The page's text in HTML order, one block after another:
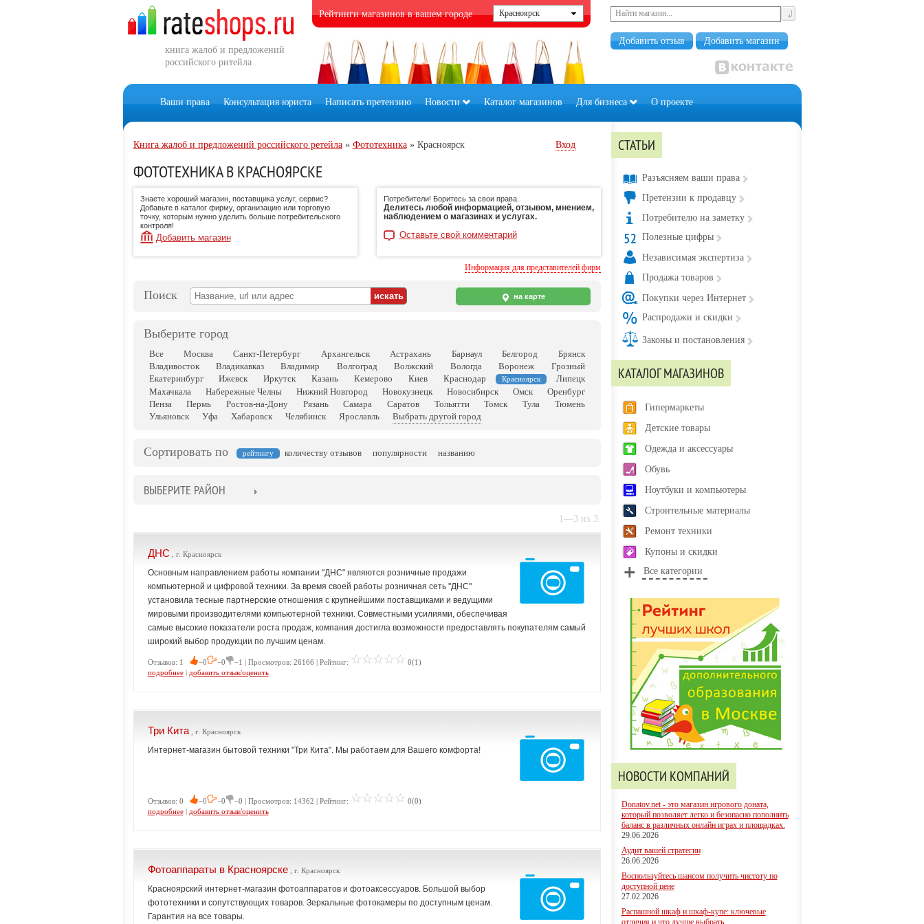
книга жалоб и предложений
российского ритейла
Рейтинги магазинов в вашем городе
Добавить отзыв Добавить магазин
Ваши права Консультация юриста Написать претензию Новости Каталог магазинов Для бизнеса О проекте
Книга жалоб и предложений российского ретейла» Фототехника» Красноярск Вход
ФОТОТЕХНИКА В КРАСНОЯРСКЕ
Знаете хороший магазин, поставщика услуг, сервис?
Добавьте в каталог фирму, организацию или торговую
точку, которым нужно уделить больше потребительского
контроля!
Добавить магазин
Потребители! Боритесь за свои права.
Делитесь любой информацией, отзывом, мнением,
наблюдением о магазинах и услугах.
Оставьте свой комментарий
Информация для представителей фирм
Поиск на карте
Выберите город
Все Москва Санкт-Петербург Архангельск Астрахань Барнаул Белгород
Брянск
Владивосток
Владикавказ Владимир Волгоград Волжский Вологда Воронеж
Грозный
Екатеринбург
Ижевск Иркутск Казань Кемерово Киев Краснодар Красноярск
Липецк
Махачкала
Набережные Челны Нижний Новгород Новокузнецк Новосибирск Омск
Оренбург
Пенза
Пермь Ростов-на-Дону Рязань Самара Саратов Тольятти Томск Тула
Тюмень
Ульяновск
Уфа Хабаровск Челябинск Ярославль Выбрать другой город
Сортировать по рейтингу количеству отзывов популярности названию
ВЫБЕРИТЕ РАЙОН
1—3 из 3.
ДНС , г. Красноярск
Основным направлением работы компании "ДНС" являются розничные продажи
компьютерной и цифровой техники. За время своей работы розничная сеть "ДНС"
установила тесные партнерские отношения с крупнейшими поставщиками и ведущими
мировыми производителями компьютерной техники. Совместными усилиями, обеспечивая
самые высокие показатели роста продаж, компания достигла возможности предоставлять покупателям самый
широкий выбор продукции по лучшим ценам.
Отзывов: 1 −0 −0 −1 | Просмотров: 26166 | Рейтинг:
0(1)
подробнее| добавить отзыв/оценить
Три Кита, г. Красноярск
Интернет-магазин бытовой техники "Три Кита". Мы работаем для Вашего комфорта!
Отзывов: 0 −0 −0 −0 | Просмотров: 14362 | Рейтинг:
0(0)
подробнее| добавить отзыв/оценить
Фотоаппараты в Красноярске, г. Красноярск
Красноярский интернет-магазин фотоаппаратов и фотоаксессуаров. Большой выбор
фототехники и сопутствующих товаров. Зеркальные фотокамеры по доступным ценам.
Гарантия на все товары.
СТАТЬИ
Разъясняем ваши права
Претензии к продавцу
Потребителю на заметку
Полезные цифры
Независимая экспертиза
Продажа товаров
Покупки через Интернет
Распродажи и скидки
Законы и постановления
КАТАЛОГ МАГАЗИНОВ
Гипермаркеты
Детские товары
Одежда и аксессуары
Обувь
Ноутбуки и компьютеры
Строительные материалы
Ремонт техники
Купоны и скидки
Все категории
НОВОСТИ КОМПАНИЙ
Donatov.net - это магазин игрового доната,
который позволяет легко и безопасно пополнить
баланс в различных онлайн играх и площадках.
29.06.2026
Аудит вашей стратегии
26.06.2026
Воспользуйтесь шансом получить чистоту по
доступной цене
27.02.2026
Распашной шкаф и шкаф-купе: ключевые
отличия и что лучше выбрать